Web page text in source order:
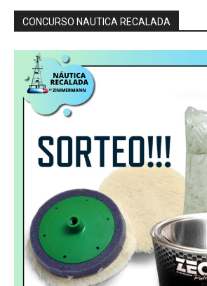
CONCURSO NAUTICA RECALADA